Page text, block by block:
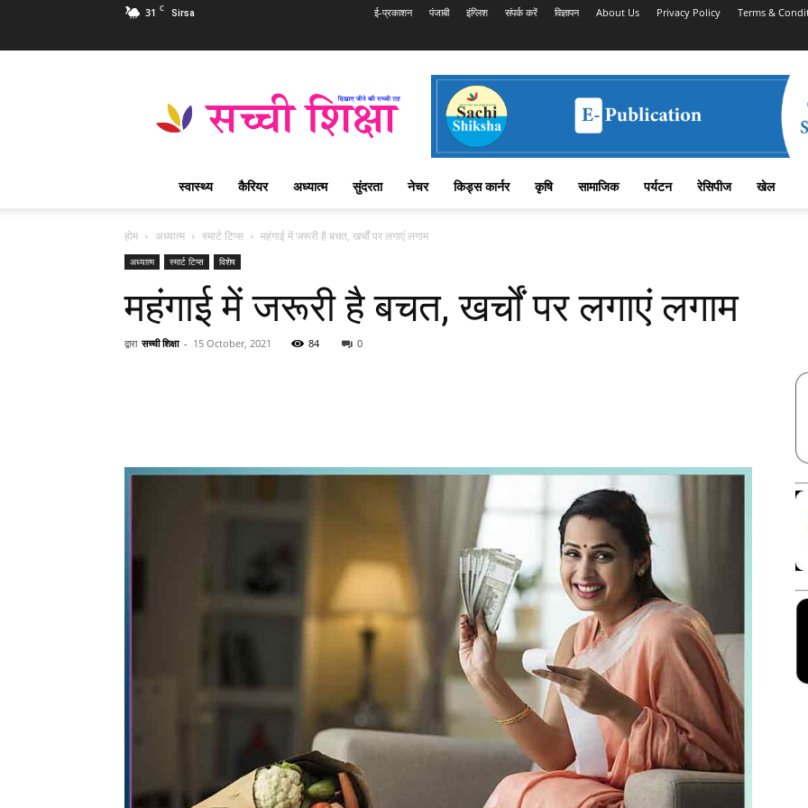
31 C Sirsa ई-प्रकाशन पंजाबी इंग्लिश संपर्क करें विज्ञापन About Us Privacy Policy Terms &
Shiksha
शिक्षा
पत्रिका
स्वास्थ्य कैरियर अध्यात्म सुंदरता नेचर किड्स कार्नर कृषि सामाजिक पर्यटन रेसिपीज खेल
होम अध्यात्म स्मार्ट टिप्स महंगाई में जरूरी है बचत, खर्चों पर लगाएं लगाम
अध्यात्म स्मार्ट टिप्स विशेष
महंगाई में जरूरी है बचत, खर्चों पर लगाएं लगाम
द्वारा सच्ची शिक्षा - 15 October, 2021 84 0